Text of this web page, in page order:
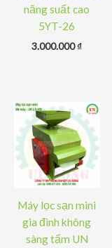
năng suất cao
5YT-26
3.000.000₫
Máy lọc sạn mini
gia đình không
sàng tấm UN